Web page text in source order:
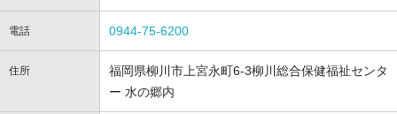
電話 0944-75-6200
住所
福岡県柳川市上宮永町6-3柳川総合保健福祉センタ
ー 水の郷内